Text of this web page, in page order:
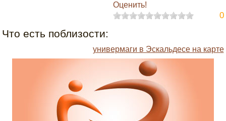
Оценить!
0
Что есть поблизости:
универмаги в Эскальдесе на карте